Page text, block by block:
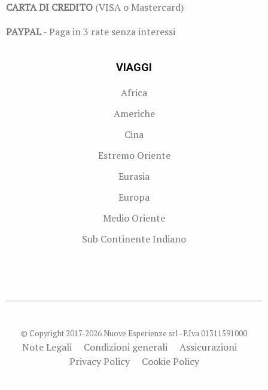
CARTA DI CREDITO (VISA o Mastercard)
PAYPAL- Paga in 3 rate senza interessi
VIAGGI
Africa
Americhe
Cina
Estremo Oriente
Eurasia
Europa
Medio Oriente
Sub Continente Indiano
© Copyright 2017-2026 Nuove Esperienze srl - P.Iva 01311591000
Note Legali Condizioni generali
Assicurazioni
Privacy Policy
Cookie Policy